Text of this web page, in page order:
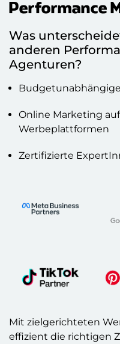
Performance
Was
anderen
Agenturen?
Online Marketing
Werbeplattformen
Zertifizierte
Mit zielgerichteten
effizient die richtigen